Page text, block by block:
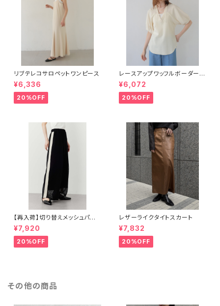
リブテレコサロペットワンピース
¥6,336
20%OFF
レースアップワッフルボーダー半
袖トップス
¥6,072
20%OFF
【再入荷】切り替えメッシュパン
ツ
¥7,920
20%OFF
レザーライクタイトスカート
¥7,832
20%OFF
その他の商品